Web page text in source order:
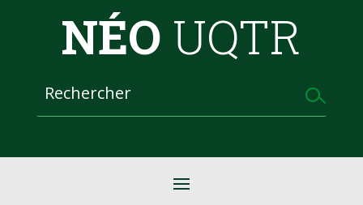
NÉO UQTR